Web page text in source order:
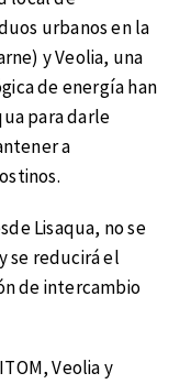
urbanos en la
y Veolia, una
de energía han
para darle
a
Lisaqua, no se
se reducirá el
de intercambio
Veolia y